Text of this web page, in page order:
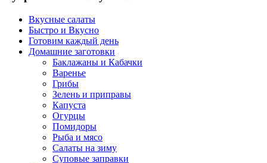
Вкусные салаты
Быстро и Вкусно
Готовим каждый день
Домашние заготовки
Баклажаны и Кабачки
Варенье
Грибы
Зелень и приправы
Капуста
Огурцы
Помидоры
Рыба и мясо
Салаты на зиму
Суповые заправки